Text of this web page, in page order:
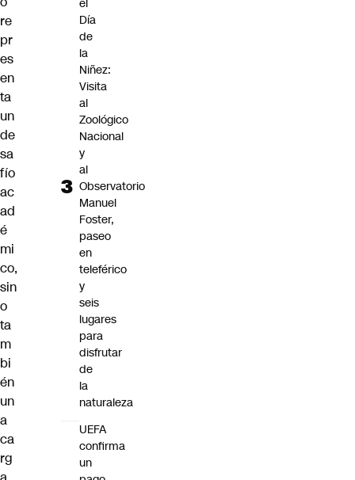
re
pr
es
en
ta
un
de
sa
fío
ac
ad
é
mi
co,
sin
o
ta
m
bi
én
un
a
ca
rg
el
Día
de
la
Niñez:
Visita
al
Zoológico
Nacional
y
al
Observatorio
Manuel
Foster,
paseo
en
teleférico
y
seis
lugares
para
disfrutar
de
la
naturaleza
UEFA
confirma
un